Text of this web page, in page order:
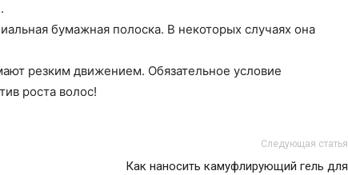
бумажная полоска. В некоторых случаях она
резким движением. Обязательное условие
роста волос!
Следующая статья
Как наносить камуфлирующий гель для